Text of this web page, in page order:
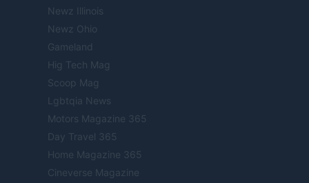
Newz Illinois
Newz Ohio
Gameland
Hig Tech Mag
Scoop Mag
Lgbtqia News
Motors Magazine 365
Day Travel 365
Home Magazine 365
Cineverse Magazine